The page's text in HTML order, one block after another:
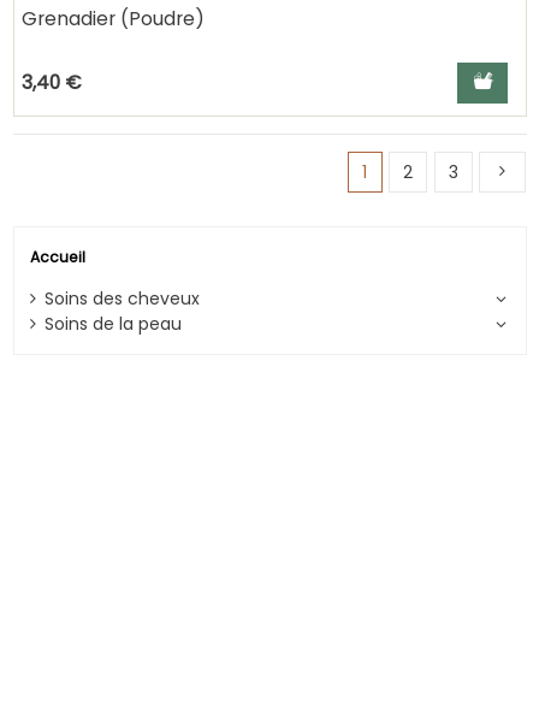
Grenadier (Poudre)
3,40 € Ajouter
1 2 3
Accueil
Soins des cheveux
Soins de la peau